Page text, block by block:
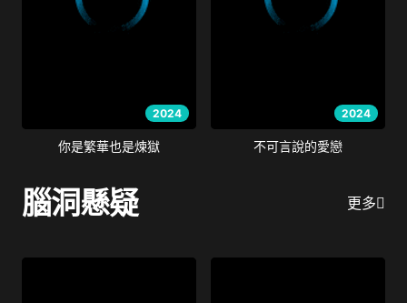
2024
你是繁華也是煉獄
2024
不可言說的愛戀
腦洞懸疑 更多